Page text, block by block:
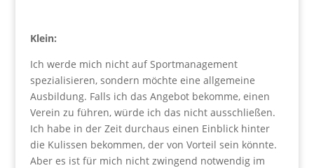
Klein:
Ich werde mich nicht auf Sportmanagement
spezialisieren, sondern möchte eine allgemeine
Ausbildung. Falls ich das Angebot bekomme, einen
Verein zu führen, würde ich das nicht ausschließen.
Ich habe in der Zeit durchaus einen Einblick hinter
die Kulissen bekommen, der von Vorteil sein könnte.
Aber es ist für mich nicht zwingend notwendig im